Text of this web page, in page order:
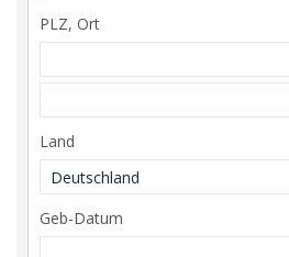
PLZ, Ort
Land
Geb-Datum